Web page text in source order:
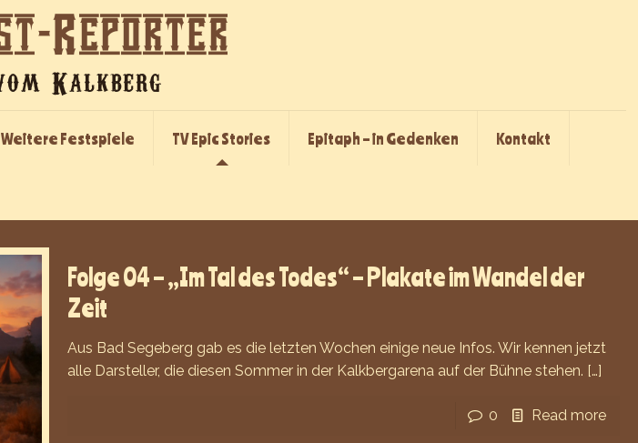
Weitere Festspiele TV Epic Stories Epitaph – in Gedenken Kontakt
Folge 04 – „Im Tal des Todes“ – Plakate im Wandel der
Zeit
Aus Bad Segeberg gab es die letzten Wochen einige neue Infos. Wir kennen jetzt
alle Darsteller, die diesen Sommer in der Kalkbergarena auf der Bühne stehen. […]
0 Read more